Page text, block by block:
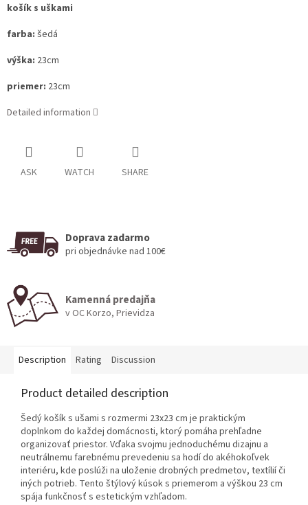
košík s uškami
farba: šedá
výška: 23cm
priemer: 23cm
Detailed information
ASK WATCH SHARE
Doprava zadarmo
pri objednávke nad 100€
Kamenná predajňa
v OC Korzo, Prievidza
Description Rating Discussion
Product detailed description
Šedý košík s ušami s rozmermi 23x23 cm je praktickým
doplnkom do každej domácnosti, ktorý pomáha prehľadne
organizovať priestor. Vďaka svojmu jednoduchému dizajnu a
neutrálnemu farebnému prevedeniu sa hodí do akéhokoľvek
interiéru, kde poslúži na uloženie drobných predmetov, textílií či
iných potrieb. Tento štýlový kúsok s priemerom a výškou 23 cm
spája funkčnosť s estetickým vzhľadom.